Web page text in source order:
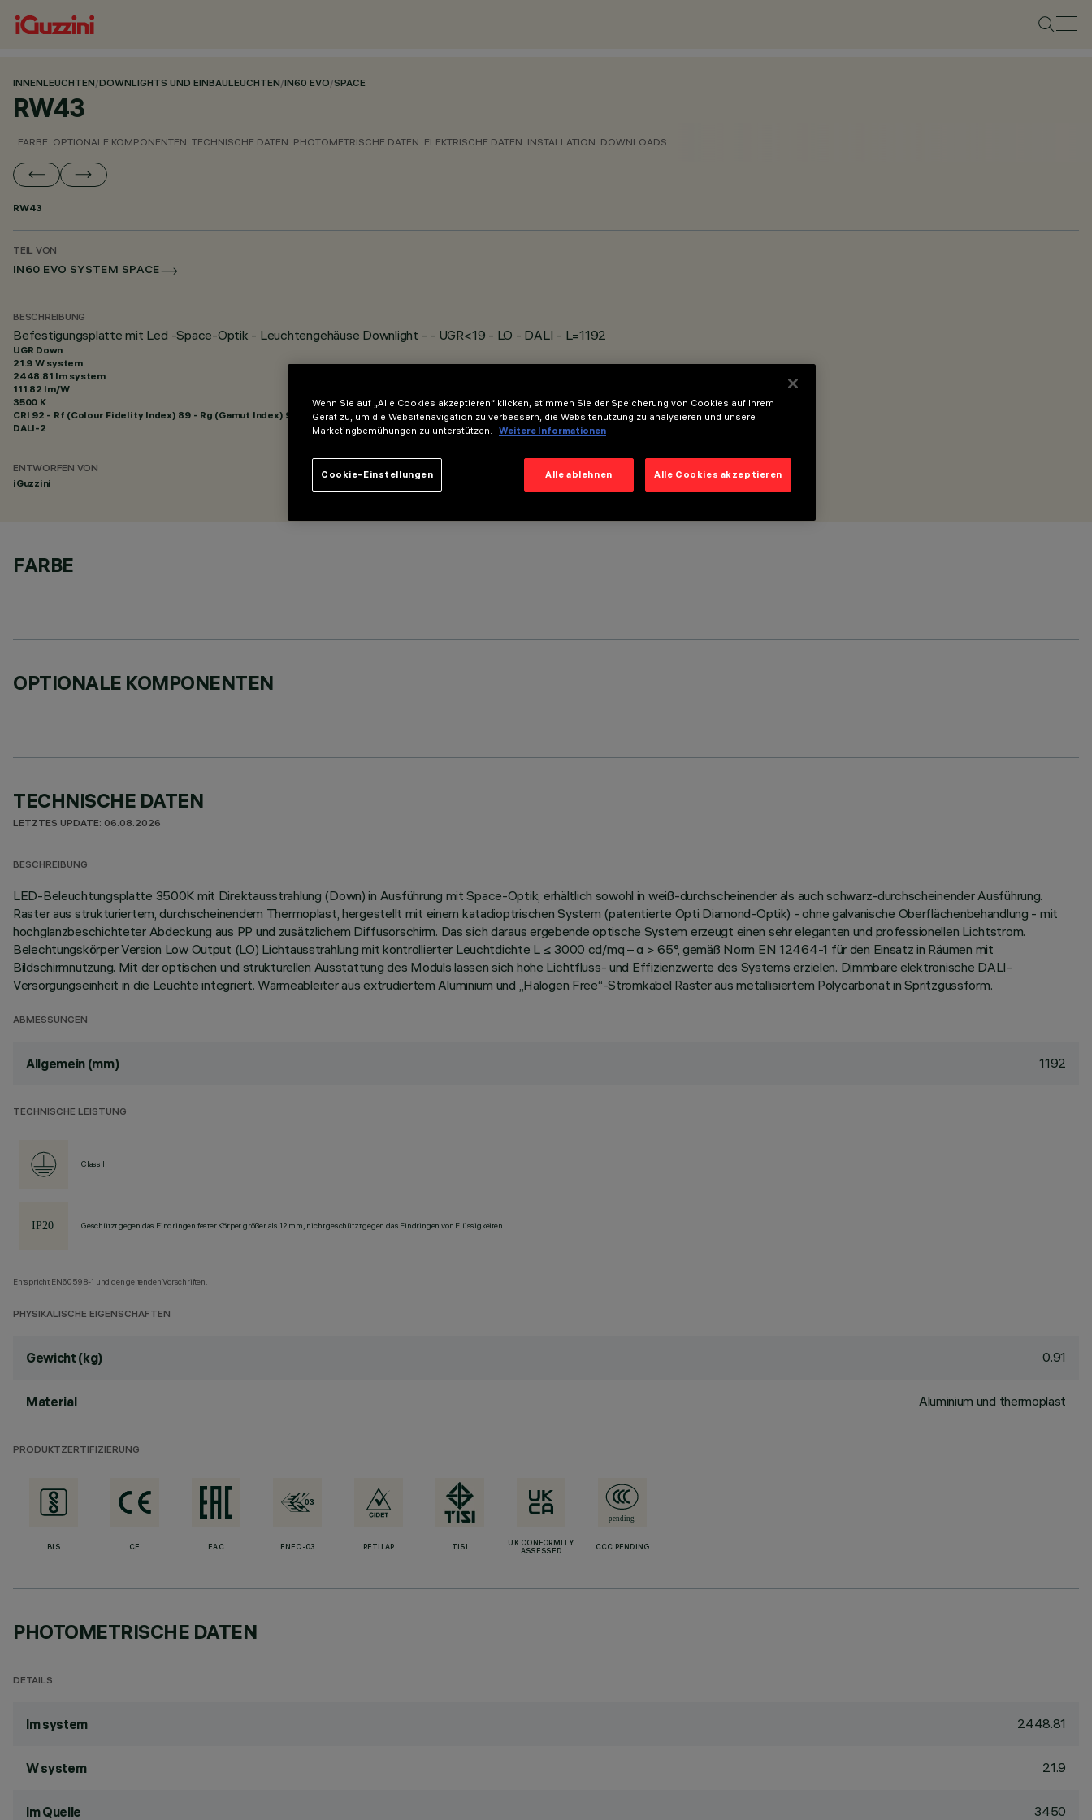
INNENLEUCHTEN/DOWNLIGHTS UND EINBAULEUCHTEN/IN60 EVO/SPACE
RW43
FARBE OPTIONALE KOMPONENTEN TECHNISCHE DATEN PHOTOMETRISCHE DATEN ELEKTRISCHE DATEN INSTALLATION DOWNLOADS
RW43
TEIL VON
IN60 EVO SYSTEM SPACE
BESCHREIBUNG
Befestigungsplatte mit Led -Space-Optik - Leuchtengehäuse Downlight - - UGR<19 - LO - DALI - L=1192
UGR Down
21.9 W system
2448.81 lm system
111.82 lm/W
3500 K
CRI 92 - Rf (Colour Fidelity Index) 89 - Rg (Gamut Index) 95
DALI-2
ENTWORFEN VON
iGuzzini
FARBE
OPTIONALE KOMPONENTEN
TECHNISCHE DATEN
LETZTES UPDATE: 06.08.2026
BESCHREIBUNG
LED-Beleuchtungsplatte 3500K mit Direktausstrahlung (Down) in Ausführung mit Space-Optik, erhältlich sowohl in weiß-durchscheinender als auch schwarz-durchscheinender Ausführung.
Raster aus strukturiertem, durchscheinendem Thermoplast, hergestellt mit einem katadioptrischen System (patentierte Opti Diamond-Optik) - ohne galvanische Oberflächenbehandlung - mit
hochglanzbeschichteter Abdeckung aus PP und zusätzlichem Diffusorschirm. Das sich daraus ergebende optische System erzeugt einen sehr eleganten und professionellen Lichtstrom.
Belechtungskörper Version Low Output (LO) Lichtausstrahlung mit kontrollierter Leuchtdichte L ≤ 3000 cd/mq – α > 65°, gemäß Norm EN 12464-1 für den Einsatz in Räumen mit
Bildschirmnutzung. Mit der optischen und strukturellen Ausstattung des Moduls lassen sich hohe Lichtfluss- und Effizienzwerte des Systems erzielen. Dimmbare elektronische DALI-
Versorgungseinheit in die Leuchte integriert. Wärmeableiter aus extrudiertem Aluminium und „Halogen Free“-Stromkabel Raster aus metallisiertem Polycarbonat in Spritzgussform.
ABMESSUNGEN
Allgemein (mm) 1192
TECHNISCHE LEISTUNG
Class I
Geschützt gegen das Eindringen fester Körper größer als 12 mm, nicht geschützt gegen das Eindringen von Flüssigkeiten.
Entspricht EN60598-1 und den geltenden Vorschriften.
PHYSIKALISCHE EIGENSCHAFTEN
Gewicht (kg) 0.91
Material Aluminium und thermoplast
PRODUKTZERTIFIZIERUNG
BIS CE EAC ENEC-03 RETILAP TISI
UK CONFORMITY
ASSESSED
CCC PENDING
PHOTOMETRISCHE DATEN
DETAILS
lm system 2448.81
W system 21.9
lm Quelle 3450
Wenn Sie auf „Alle Cookies akzeptieren“ klicken, stimmen Sie der Speicherung von Cookies auf Ihrem
Gerät zu, um die Websitenavigation zu verbessern, die Websitenutzung zu analysieren und unsere
Marketingbemühungen zu unterstützen.
Weitere Informationen
Alle ablehnen Alle Cookies akzeptieren
Cookie-Einstellungen